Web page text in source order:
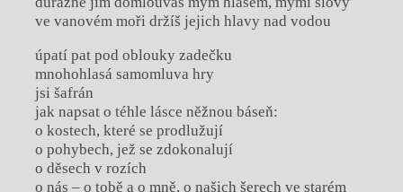
ve vanovém moři držíš jejich hlavy nad vodou
úpatí pat pod oblouky zadečku
mnohohlasá samomluva hry
jsi šafrán
jak napsat o téhle lásce něžnou báseň:
o kostech, které se prodlužují
o pohybech, jež se zdokonalují
o děsech v rozích
o nás – o tobě a o mně, o našich šerech ve starém